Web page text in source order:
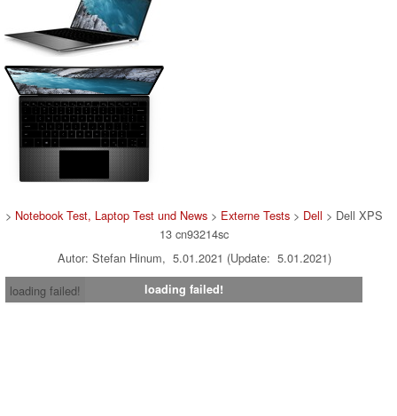
> Notebook Test, Laptop Test und News > Externe Tests > Dell > Dell XPS
13 cn93214sc
Autor: Stefan Hinum, 5.01.2021 (Update: 5.01.2021)
loading failed!
loading failed!